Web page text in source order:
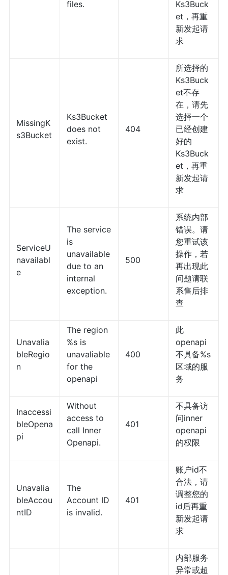
files.
Ks3Buck
et，再重
新发起请
求
MissingK
s3Bucket
Ks3Bucket
does not
exist.
404
所选择的
Ks3Buck
et不存
在，请先
选择一个
已经创建
好的
Ks3Buck
et，再重
新发起请
求
ServiceU
navailabl
e
The service
is
unavailable
due to an
internal
exception.
500
系统内部
错误。请
您重试该
操作，若
再出现此
问题请联
系售后排
查
Unavalia
bleRegio
n
The region
%s is
unavaliable
for the
openapi
400
此
openapi
不具备%s
区域的服
务
Inaccessi
bleOpena
pi
Without
access to
call Inner
Openapi.
401
不具备访
问inner
openapi
的权限
Unavalia
bleAccou
ntID
The
Account ID
is invalid.
401
账户id不
合法，请
调整您的
id后再重
新发起请
求
内部服务
异常或超